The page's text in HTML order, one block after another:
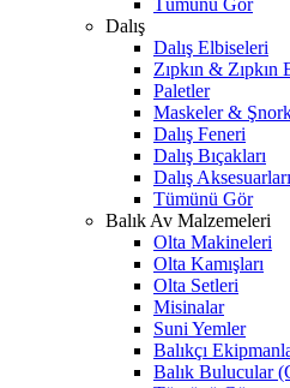
Tümünü Gör
Dalış
Dalış Elbiseleri
Zıpkın & Zıpkın
Paletler
Maskeler &
Dalış Feneri
Dalış Bıçakları
Dalış Aksesuarları
Tümünü Gör
Balık Av Malzemeleri
Olta Makineleri
Olta Kamışları
Olta Setleri
Misinalar
Suni Yemler
Balıkçı
Balık Bulucular